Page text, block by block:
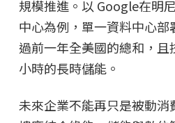
規模推進。以 Google在明
中心為例，單一資料中心
過前一年全美國的總和，
小時的長時儲能。
未來企業不能再只是被動消